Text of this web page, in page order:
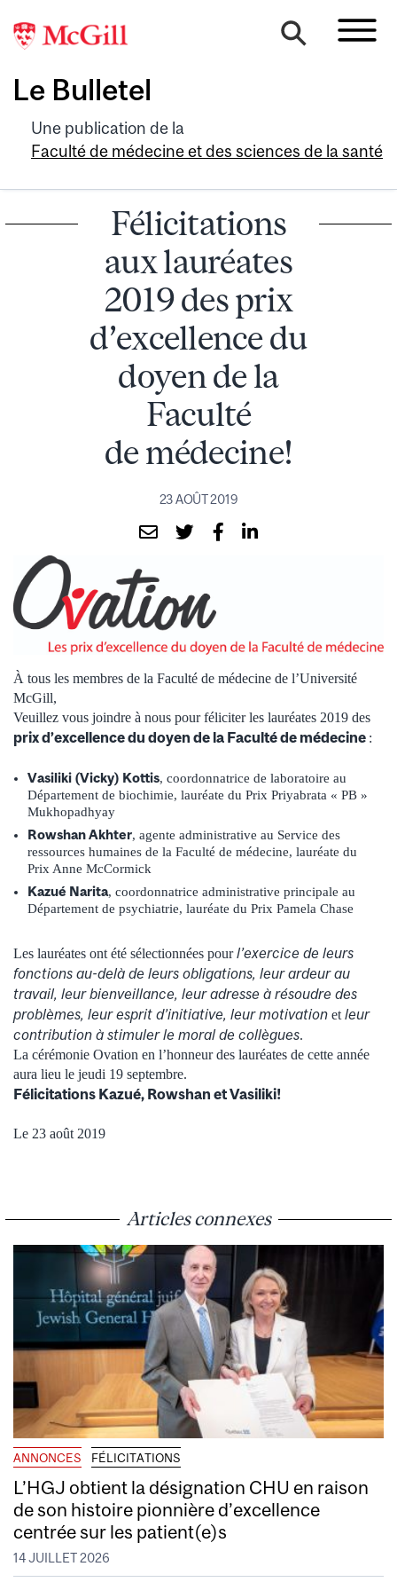
Le Bulletel
Une publication de la
Faculté de médecine et des sciences de la santé
Félicitations
aux lauréates
2019 des prix
d’excellence du
doyen de la
Faculté
de médecine!
23 AOÛT 2019
À tous les membres de la Faculté de médecine de l’Université
McGill,
Veuillez vous joindre à nous pour féliciter les lauréates 2019 des
prix d’excellence du doyen de la Faculté de médecine :
Vasiliki (Vicky) Kottis, coordonnatrice de laboratoire au
Département de biochimie, lauréate du Prix Priyabrata « PB »
Mukhopadhyay
Rowshan Akhter, agente administrative au Service des
ressources humaines de la Faculté de médecine, lauréate du
Prix Anne McCormick
Kazué Narita, coordonnatrice administrative principale au
Département de psychiatrie, lauréate du Prix Pamela Chase
Les lauréates ont été sélectionnées pourl’exercice de leurs
fonctions au-delà de leurs obligations, leur ardeur au
travail, leur bienveillance, leur adresse à résoudre des
problèmes, leur esprit d’initiative, leur motivation etleur
contribution à stimuler le moral de collègues.
La cérémonie Ovation en l’honneur des lauréates de cette année
aura lieu le jeudi 19 septembre.
Félicitations Kazué, Rowshan et Vasiliki!
Le 23 août 2019
Articles connexes
ANNONCES FÉLICITATIONS
L’HGJ obtient la désignation CHU en raison
de son histoire pionnière d’excellence
centrée sur les patient(e)s
14 JUILLET 2026